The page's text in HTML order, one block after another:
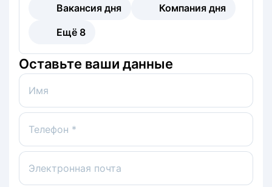
Вакансия дня
Компания дня
Ещё 8
Оставьте ваши данные
Имя
Телефон *
Электронная почта